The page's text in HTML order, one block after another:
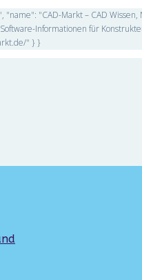
"name": "CAD-Markt – CAD
Informationen für
" } }